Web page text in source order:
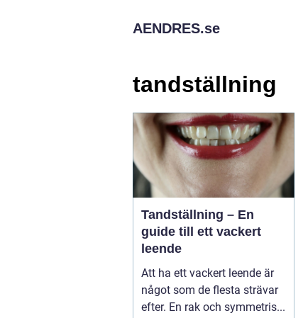
AENDRES.se
tandställning
Tandställning – En
guide till ett vackert
leende
Att ha ett vackert leende är
något som de flesta strävar
efter. En rak och symmetris...